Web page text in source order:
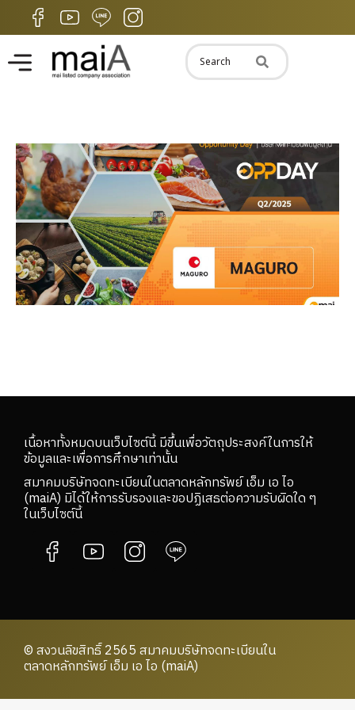
เนื้อหาทั้งหมดบนเว็บไซต์นี้ มีขึ้นเพื่อวัตถุประสงค์ในการให้
ข้อมูลและเพื่อการศึกษาเท่านั้น
สมาคมบริษัทจดทะเบียนในตลาดหลักทรัพย์ เอ็ม เอ ไอ
(maiA) มิได้ให้การรับรองและขอปฏิเสธต่อความรับผิดใด ๆ
ในเว็บไซต์นี้
© สงวนลิขสิทธิ์ 2565 สมาคมบริษัทจดทะเบียนใน
ตลาดหลักทรัพย์ เอ็ม เอ ไอ (maiA)